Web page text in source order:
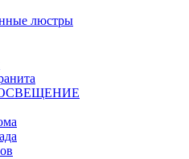
люстры